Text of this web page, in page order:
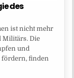
des
ist nicht mehr
Militärs. Die
und
fördern, finden